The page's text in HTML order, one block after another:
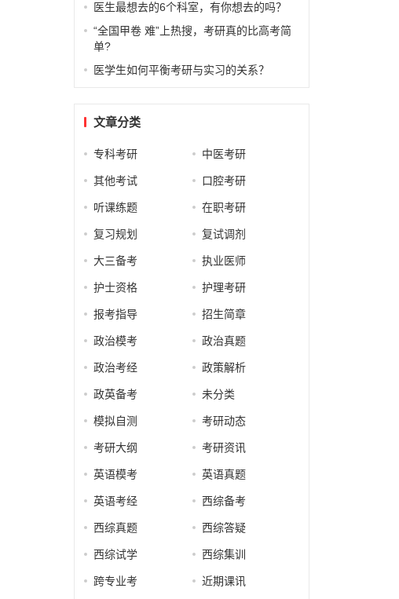
医生最想去的6个科室，有你想去的吗？
“全国甲卷 难”上热搜，考研真的比高考简
单?
医学生如何平衡考研与实习的关系？
文章分类
专科考研 中医考研
其他考试 口腔考研
听课练题 在职考研
复习规划 复试调剂
大三备考 执业医师
护士资格 护理考研
报考指导 招生简章
政治模考 政治真题
政治考经 政策解析
政英备考 未分类
模拟自测 考研动态
考研大纲 考研资讯
英语模考 英语真题
英语考经 西综备考
西综真题 西综答疑
西综试学 西综集训
跨专业考 近期课讯